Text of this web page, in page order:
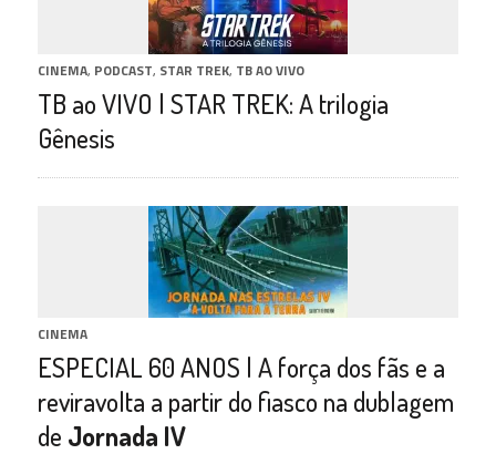
CINEMA, PODCAST, STAR TREK, TB AO VIVO
TB ao VIVO | STAR TREK: A trilogia
Gênesis
CINEMA
ESPECIAL 60 ANOS | A força dos fãs e a
reviravolta a partir do fiasco na dublagem
de Jornada IV